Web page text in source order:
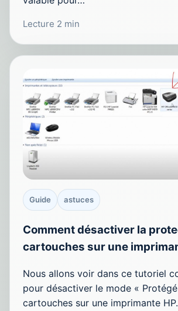
Lecture 2 min
Guide astuces
Comment désactiver la
cartouches sur une
Nous allons voir dans ce tutoriel
pour désactiver le mode «
cartouches sur une imprimante